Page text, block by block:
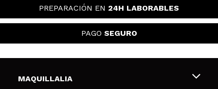
PREPARACIÓN EN 24H LABORABLES
PAGO SEGURO
MAQUILLALIA